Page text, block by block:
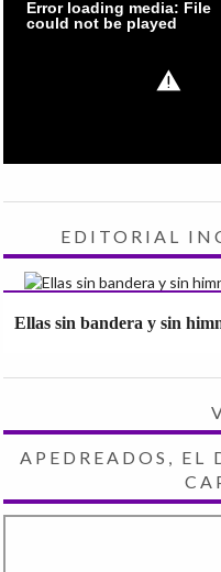
EDITORIAL
Ellas sin bandera y sin
APEDREADOS, EL